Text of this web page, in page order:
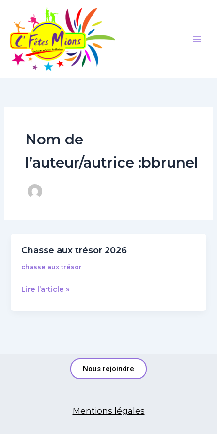
contenu
Nom de
l’auteur/autrice :bbrunel
Chasse aux trésor 2026
chasse aux trésor
Chasse
2026
Lire l’article »
Nous rejoindre
Mentions légales